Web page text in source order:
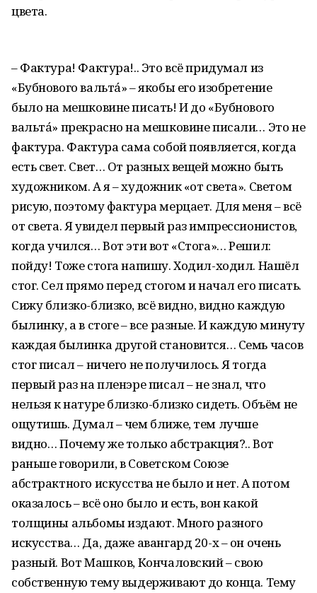
цвета.
– Фактура! Фактура!.. Это всё придумал из
«Бубнового вальтá» – якобы его изобретение
было на мешковине писать! И до «Бубнового
вальтá» прекрасно на мешковине писали… Это не
фактура. Фактура сама собой появляется, когда
есть свет. Свет… От разных вещей можно быть
художником. А я – художник «от света». Светом
рисую, поэтому фактура мерцает. Для меня – всё
от света. Я увидел первый раз импрессионистов,
когда учился… Вот эти вот «Стога»… Решил:
пойду! Тоже стога напишу. Ходил-ходил. Нашёл
стог. Сел прямо перед стогом и начал его писать.
Сижу близко-близко, всё видно, видно каждую
былинку, а в стоге – все разные. И каждую минуту
каждая былинка другой становится… Семь часов
стог писал – ничего не получилось. Я тогда
первый раз на пленэре писал – не знал, что
нельзя к натуре близко-близко сидеть. Объём не
ощутишь. Думал – чем ближе, тем лучше
видно… Почему же только абстракция?.. Вот
раньше говорили, в Советском Союзе
абстрактного искусства не было и нет. А потом
оказалось – всё оно было и есть, вон какой
толщины альбомы издают. Много разного
искусства… Да, даже авангард 20-х – он очень
разный. Вот Машков, Кончаловский – свою
собственную тему выдерживают до конца. Тему